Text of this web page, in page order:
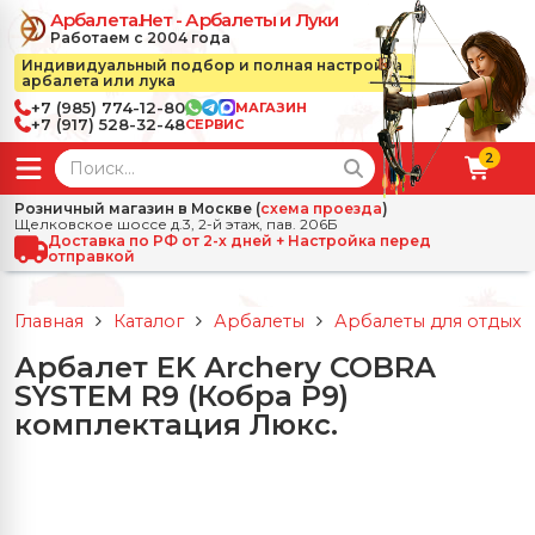
Арбалета.Нет - Арбалеты и Луки
Работаем с 2004 года
Индивидуальный подбор и полная настройка
арбалета или лука
+7 (985) 774-12-80 МАГАЗИН
+7 (917) 528-32-48СЕРВИС
2
Розничный магазин в Москве (схема проезда)
Щелковское шоссе д.3, 2-й этаж, пав. 206Б
Доставка по РФ от 2-х дней + Настройка перед
отправкой
← Назад ✕
Арбалеты
Арбалеты для отдыха
Блочные арбалеты
✕
луки
боеприпасы
Стрелы, боеприпасы
✕
← Назад ✕
Главная Каталог Арбалеты Арбалеты для отдыха
Арбалет EK Archery COBRA
SYSTEM R9 (Кобра Р9)
комплектация Люкс.